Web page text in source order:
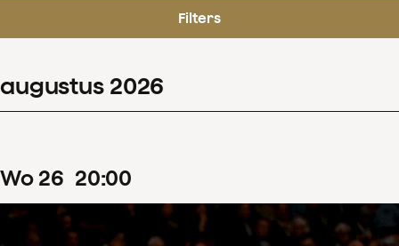
Filters
augustus 2026
wo 26 20:00